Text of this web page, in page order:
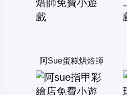
阿Sue蛋糕烘焙師